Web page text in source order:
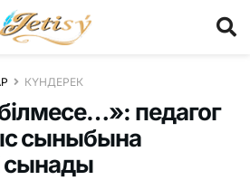
КҮНДЕРЕК
білмесе…»: педагог
сыныбына
сынады